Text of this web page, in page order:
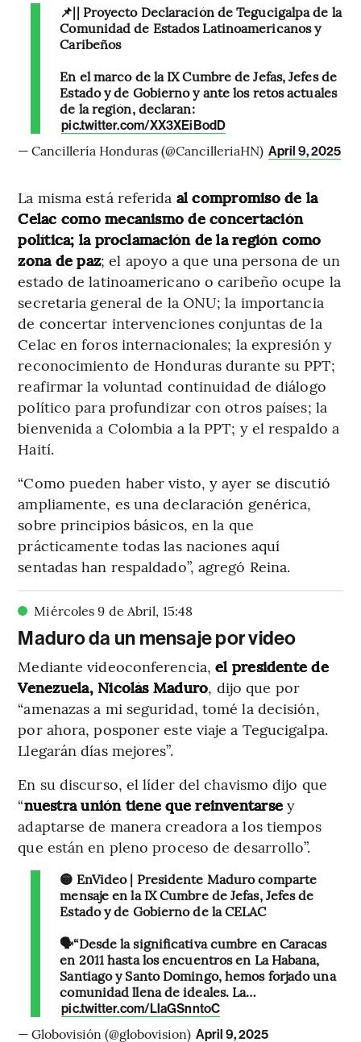
📌|| Proyecto Declaración de Tegucigalpa de la
Comunidad de Estados Latinoamericanos y
Caribeños
En el marco de la IX Cumbre de Jefas, Jefes de
Estado y de Gobierno y ante los retos actuales
de la región, declaran:
pic.twitter.com/XX3XEiBodD
— Cancillería Honduras (@CancilleriaHN) April 9, 2025
La misma está referida al compromiso de la
Celac como mecanismo de concertación
política; la proclamación de la región como
zona de paz; el apoyo a que una persona de un
estado de latinoamericano o caribeño ocupe la
secretaria general de la ONU; la importancia
de concertar intervenciones conjuntas de la
Celac en foros internacionales; la expresión y
reconocimiento de Honduras durante su PPT;
reafirmar la voluntad continuidad de diálogo
político para profundizar con otros países; la
bienvenida a Colombia a la PPT; y el respaldo a
Haití.
“Como pueden haber visto, y ayer se discutió
ampliamente, es una declaración genérica,
sobre principios básicos, en la que
prácticamente todas las naciones aquí
sentadas han respaldado”, agregó Reina.
Miércoles 9 de Abril, 15:48
Maduro da un mensaje por video
Mediante videoconferencia,el presidente de
Venezuela, Nicolás Maduro, dijo que por
“amenazas a mi seguridad, tomé la decisión,
por ahora, posponer este viaje a Tegucigalpa.
Llegarán días mejores”.
En su discurso, el líder del chavismo dijo que
“nuestra unión tiene que reinventarsey
adaptarse de manera creadora a los tiempos
que están en pleno proceso de desarrollo”.
🟡 EnVideo | Presidente Maduro comparte
mensaje en la IX Cumbre de Jefas, Jefes de
Estado y de Gobierno de la CELAC
🗣️“Desde la significativa cumbre en Caracas
en 2011 hasta los encuentros en La Habana,
Santiago y Santo Domingo, hemos forjado una
comunidad llena de ideales. La…
pic.twitter.com/LlaGSnntoC
— Globovisión (@globovision) April 9, 2025